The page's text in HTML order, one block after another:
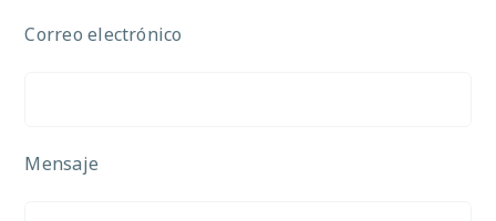
Correo electrónico
Mensaje